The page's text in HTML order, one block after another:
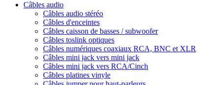
Câbles audio
Câbles audio stéréo
Câbles d'enceintes
Câbles caisson de basses / subwoofer
Câbles toslink optiques
Câbles numériques coaxiaux RCA, BNC et XLR
Câbles mini jack vers mini jack
Câbles mini jack vers RCA/Cinch
Câbles platines vinyle